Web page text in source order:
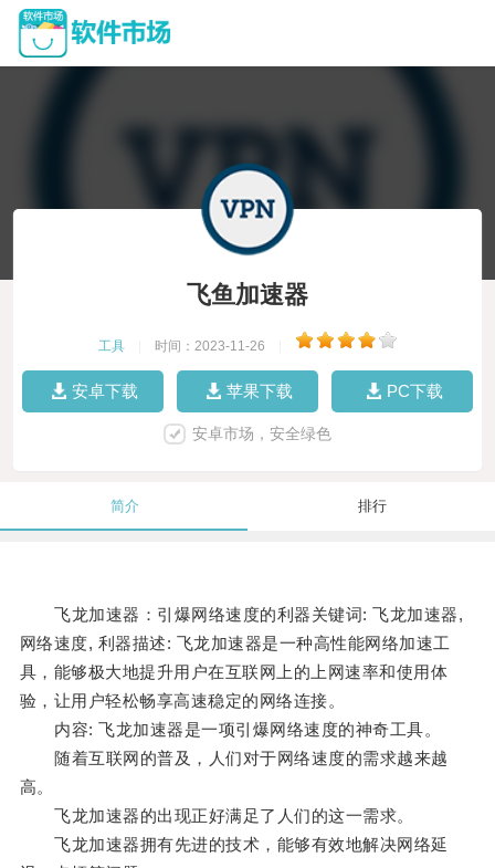
飞鱼加速器
工具 时间：2023-11-26
安卓下载 苹果下载 PC下载
安卓市场，安全绿色
简介 排行
飞龙加速器：引爆网络速度的利器关键词: 飞龙加速器,
网络速度, 利器描述: 飞龙加速器是一种高性能网络加速工
具，能够极大地提升用户在互联网上的上网速率和使用体
验，让用户轻松畅享高速稳定的网络连接。
内容: 飞龙加速器是一项引爆网络速度的神奇工具。
随着互联网的普及，人们对于网络速度的需求越来越
高。
飞龙加速器的出现正好满足了人们的这一需求。
飞龙加速器拥有先进的技术，能够有效地解决网络延